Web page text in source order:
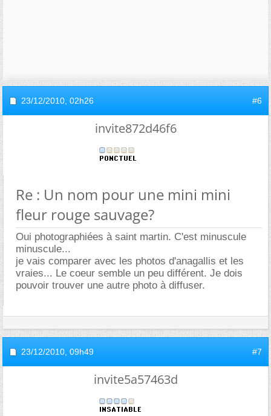
23/12/2010, 02h26 #6
invite872d46f6
Re : Un nom pour une mini mini
fleur rouge sauvage?
Oui photographiées à saint martin. C'est minuscule
minuscule...
je vais comparer avec les photos d'anagallis et les
vraies... Le coeur semble un peu différent. Je dois
pouvoir trouver une autre photo à diffuser.
23/12/2010, 09h49 #7
invite5a57463d